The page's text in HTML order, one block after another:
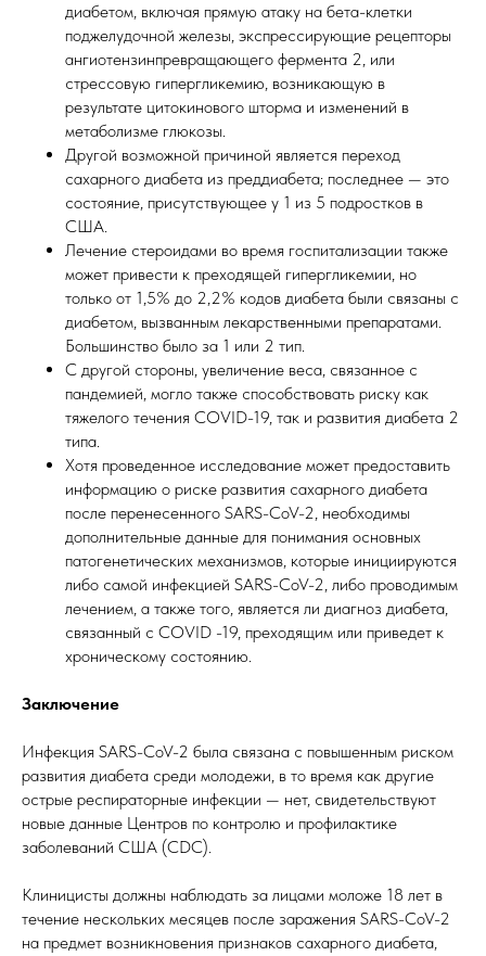
диабетом, включая прямую атаку на бета-клетки
поджелудочной железы, экспрессирующие рецепторы
ангиотензинпревращающего фермента 2, или
стрессовую гипергликемию, возникающую в
результате цитокинового шторма и изменений в
метаболизме глюкозы.
Другой возможной причиной является переход
сахарного диабета из преддиабета; последнее — это
состояние, присутствующее у 1 из 5 подростков в
США.
Лечение стероидами во время госпитализации также
может привести к преходящей гипергликемии, но
только от 1,5% до 2,2% кодов диабета были связаны с
диабетом, вызванным лекарственными препаратами.
Большинство было за 1 или 2 тип.
С другой стороны, увеличение веса, связанное с
пандемией, могло также способствовать риску как
тяжелого течения COVID-19, так и развития диабета 2
типа.
Хотя проведенное исследование может предоставить
информацию о риске развития сахарного диабета
после перенесенного SARS-CoV-2, необходимы
дополнительные данные для понимания основных
патогенетических механизмов, которые инициируются
либо самой инфекцией SARS-CoV-2, либо проводимым
лечением, а также того, является ли диагноз диабета,
связанный с COVID -19, преходящим или приведет к
хроническому состоянию.
Заключение
Инфекция SARS-CoV-2 была связана с повышенным риском
развития диабета среди молодежи, в то время как другие
острые респираторные инфекции — нет, свидетельствуют
новые данные Центров по контролю и профилактике
заболеваний США (CDC).
Клиницисты должны наблюдать за лицами моложе 18 лет в
течение нескольких месяцев после заражения SARS-CoV-2
на предмет возникновения признаков сахарного диабета,